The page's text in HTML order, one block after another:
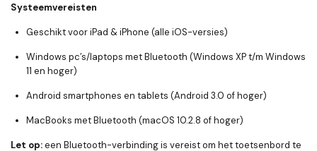
Systeemvereisten
Geschikt voor iPad & iPhone (alle iOS-versies)
Windows pc’s/laptops met Bluetooth (Windows XP t/m Windows
11 en hoger)
Android smartphones en tablets (Android 3.0 of hoger)
MacBooks met Bluetooth (macOS 10.2.8 of hoger)
Let op:een Bluetooth-verbinding is vereist om het toetsenbord te